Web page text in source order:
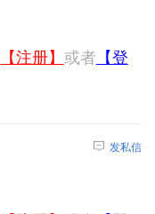
【注册】 或者 【登
发私信